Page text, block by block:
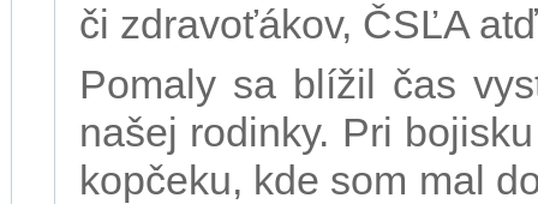
či zdravoťákov, ČSĽA
Pomaly sa blížil čas
našej rodinky. Pri
kopčeku, kde som mal